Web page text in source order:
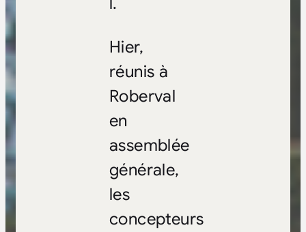
Hier,
réunis à
Roberval
en
assemblée
générale,
les
concepteurs